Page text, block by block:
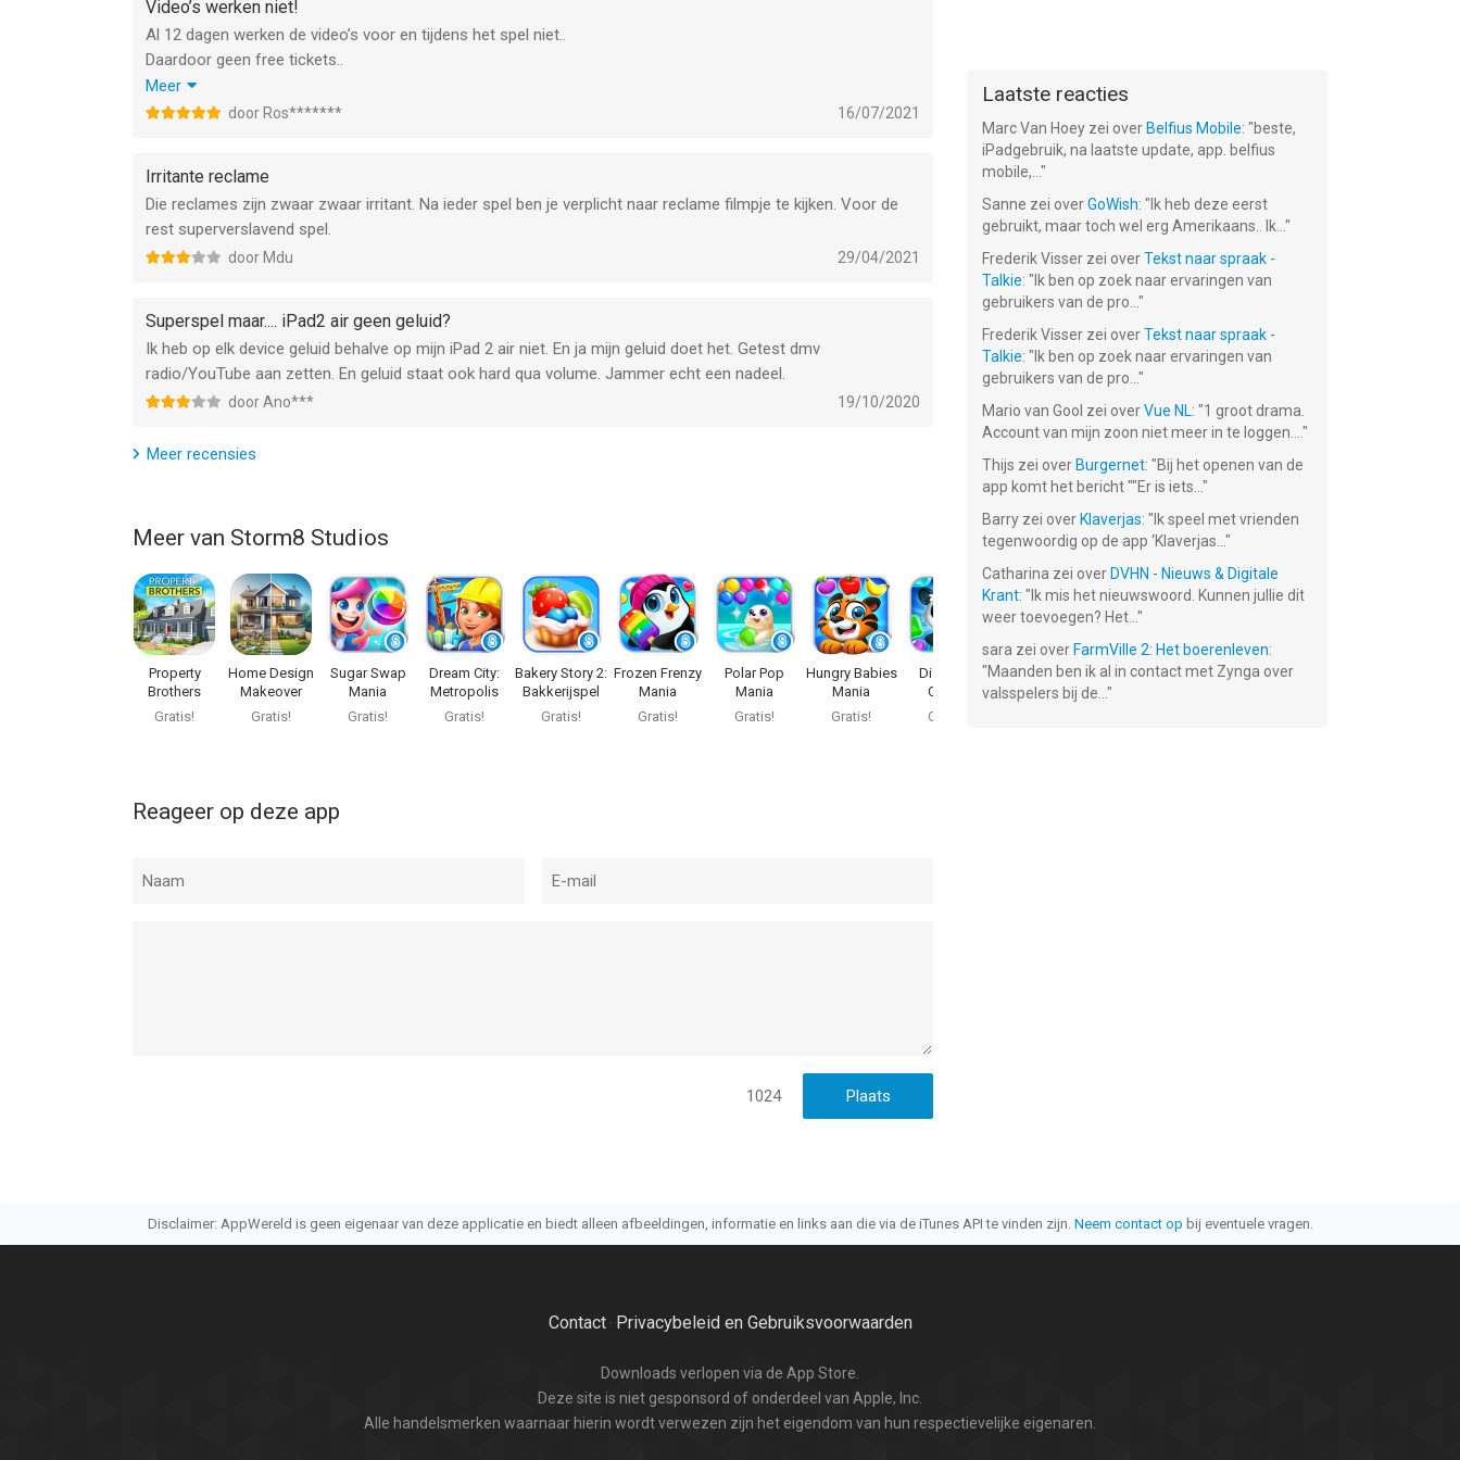
ultimate bingo experience is just a tap away.
Bingo!™ van Storm8 Studios is een app voor iPhone, iPad en iPod touch met iOS versie 13.0 of hoger, geschikt
Informatie voor Bingo!™is het laatst vergeleken op 7 Aug om 14:59.
Video’s werken niet!
Al 12 dagen werken de video’s voor en tijdens het spel niet..
Daardoor geen free tickets..
Geen extra balls to get a head start..
Geen keep playing..
Meer
door Ros******* 16/07/2021
Irritante reclame
Die reclames zijn zwaar zwaar irritant. Na ieder spel ben je verplicht naar reclame filmpje te kijken. Voor de
rest superverslavend spel.
door Mdu 29/04/2021
Superspel maar.... iPad2 air geen geluid?
Ik heb op elk device geluid behalve op mijn iPad 2 air niet. En ja mijn geluid doet het. Getest dmv
radio/YouTube aan zetten. En geluid staat ook hard qua volume. Jammer echt een nadeel.
door Ano*** 19/10/2020
Meer recensies
Meer van Storm8 Studios
Property
Brothers
Home Design
Gratis!
Home Design
Makeover
Gratis!
Sugar Swap
Mania
Gratis!
Dream City:
Metropolis
Gratis!
Bakery Story 2:
Bakkerijspel
Gratis!
Frozen Frenzy
Mania
Gratis!
Polar Pop
Mania
Gratis!
Hungry Babies
Mania
Gratis!
Diamond
Quest!
Gratis!
Restaurant
Story 2
Bingo Tycoon! Fantasy Forest
Reageer op deze app
1024
Laatste reacties
Marc Van Hoey zei over Belfius Mobile: "beste,
iPadgebruik, na laatste update, app. belfius
mobile,... "
Sanne zei overGoWish: " Ik heb deze eerst
gebruikt, maar toch wel erg Amerikaans.. Ik... "
Frederik Visser zei overTekst naar spraak -
Talkie: " Ik ben op zoek naar ervaringen van
gebruikers van de pro... "
Frederik Visser zei overTekst naar spraak -
Talkie: " Ik ben op zoek naar ervaringen van
gebruikers van de pro... "
Mario van Gool zei overVue NL: "1 groot drama.
Account van mijn zoon niet meer in te loggen.... "
Thijs zei over Burgernet: "Bij het openen van de
app komt het bericht ""Er is iets... "
Barry zei over Klaverjas: " Ik speel met vrienden
tegenwoordig op de app ‘Klaverjas... "
Catharina zei over DVHN - Nieuws & Digitale
Krant: " Ik mis het nieuwswoord. Kunnen jullie dit
weer toevoegen? Het... "
sara zei over FarmVille 2: Het boerenleven:
"Maanden ben ik al in contact met Zynga over
valsspelers bij de... "
Disclaimer: AppWereld is geen eigenaar van deze applicatie en biedt alleen afbeeldingen, informatie en links aan die via de iTunes API te vinden zijn. Neem contact op bij eventuele vragen.
Contact· Privacybeleid en Gebruiksvoorwaarden
Downloads verlopen via de App Store.
Deze site is niet gesponsord of onderdeel van Apple, Inc.
Alle handelsmerken waarnaar hierin wordt verwezen zijn het eigendom van hun respectievelijke eigenaren.